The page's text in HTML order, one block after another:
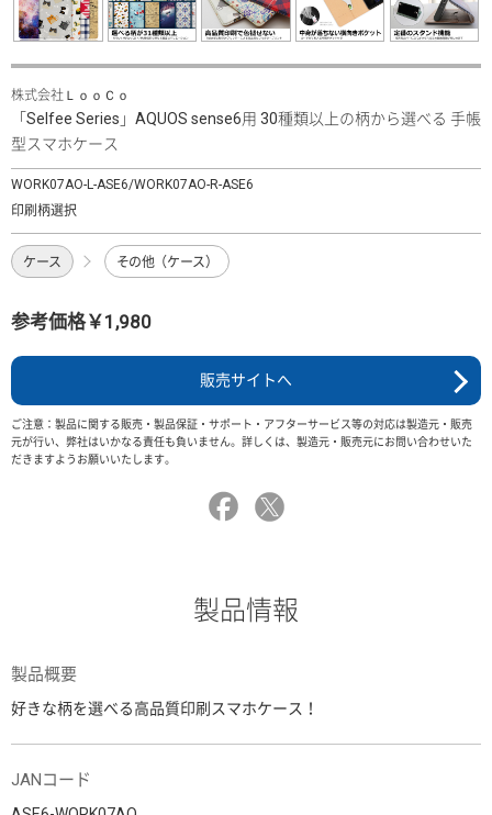
株式会社ＬｏｏＣｏ
「Selfee Series」AQUOS sense6用 30種類以上の柄から選べる 手帳
型スマホケース
WORK07AO-L-ASE6/WORK07AO-R-ASE6
印刷柄選択
ケース その他（ケース）
参考価格￥1,980
販売サイトへ
ご注意：製品に関する販売・製品保証・サポート・アフターサービス等の対応は製造元・販売
元が行い、弊社はいかなる責任も負いません。詳しくは、製造元・販売元にお問い合わせいた
だきますようお願いいたします。
製品情報
製品概要
好きな柄を選べる高品質印刷スマホケース！
JANコード